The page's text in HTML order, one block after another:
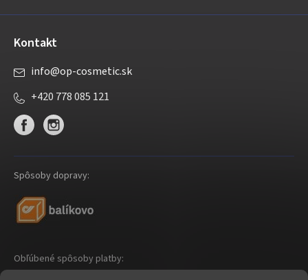
Kontakt
info@op-cosmetic.sk
+420 778 085 121
Spôsoby dopravy:
Obľúbené spôsoby platby: